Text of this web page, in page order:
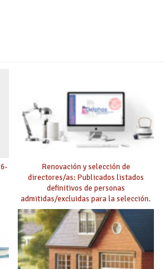
Renovación y selección de
directores/as: Publicados listados
definitivos de personas
admitidas/excluidas para la selección.